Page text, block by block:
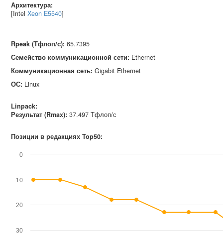
Архитектура:
[Intel Xeon E5540]
Rpeak (Тфлоп/с): 65.7395
Семейство коммуникационной сети: Ethernet
Коммуникационная сеть: Gigabit Ethernet
ОС: Linux
Linpack:
Результат (Rmax): 37.497 Тфлоп/с
Позиции в редакциях Top50:
0
10
20
30